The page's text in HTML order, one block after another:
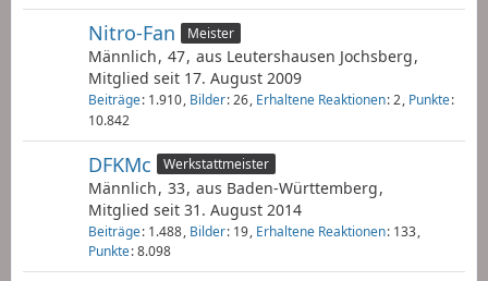
Nitro-Fan Meister
Männlich 47 aus Leutershausen Jochsberg
Mitglied seit 17. August 2009
Beiträge 1.910 Bilder 26 Erhaltene Reaktionen 2 Punkte
10.842
DFKMc Werkstattmeister
Männlich 33 aus Baden-Württemberg
Mitglied seit 31. August 2014
Beiträge 1.488 Bilder 19 Erhaltene Reaktionen 133
Punkte 8.098